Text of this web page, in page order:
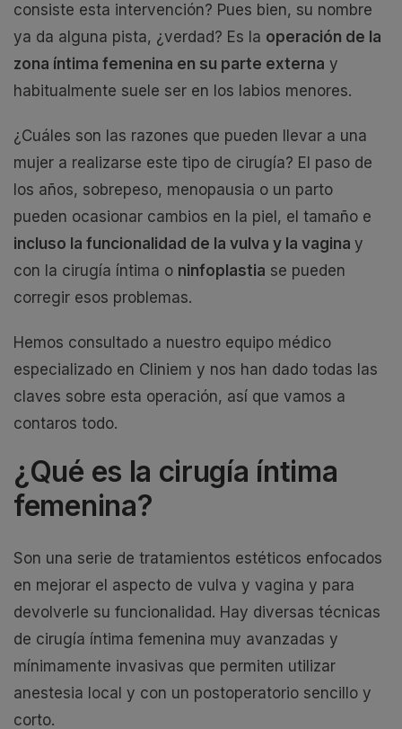
consiste esta intervención? Pues bien, su nombre
ya da alguna pista, ¿verdad? Es la operación de la
zona íntima femenina en su parte externa y
habitualmente suele ser en los labios menores.
¿Cuáles son las razones que pueden llevar a una
mujer a realizarse este tipo de cirugía? El paso de
los años, sobrepeso, menopausia o un parto
pueden ocasionar cambios en la piel, el tamaño e
incluso la funcionalidad de la vulva y la vagina y
con la cirugía íntima o ninfoplastia se pueden
corregir esos problemas.
Hemos consultado a nuestro equipo médico
especializado en Cliniem y nos han dado todas las
claves sobre esta operación, así que vamos a
contaros todo.
¿Qué es la cirugía íntima
femenina?
Son una serie de tratamientos estéticos enfocados
en mejorar el aspecto de vulva y vagina y para
devolverle su funcionalidad. Hay diversas técnicas
de cirugía íntima femenina muy avanzadas y
mínimamente invasivas que permiten utilizar
anestesia local y con un postoperatorio sencillo y
corto.